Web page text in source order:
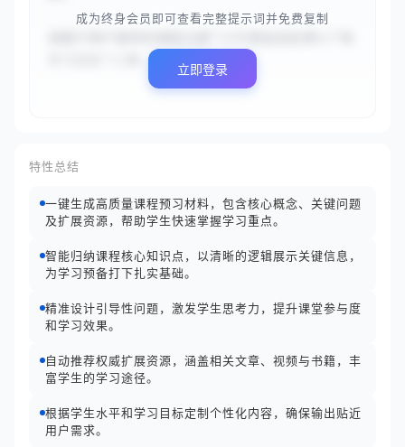
学习目标“{{理...
成为终身会员即可查看完整提示词并免费复制
立即登录
特性总结
一键生成高质量课程预习材料，包含核心概念、关键问题
及扩展资源，帮助学生快速掌握学习重点。
智能归纳课程核心知识点，以清晰的逻辑展示关键信息，
为学习预备打下扎实基础。
精准设计引导性问题，激发学生思考力，提升课堂参与度
和学习效果。
自动推荐权威扩展资源，涵盖相关文章、视频与书籍，丰
富学生的学习途径。
根据学生水平和学习目标定制个性化内容，确保输出贴近
用户需求。